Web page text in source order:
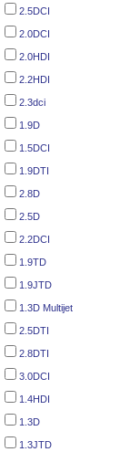
2.5DCI
2.0DCI
2.0HDI
2.2HDI
2.3dci
1.9D
1.5DCI
1.9DTI
2.8D
2.5D
2.2DCI
1.9TD
1.9JTD
1.3D Multijet
2.5DTI
2.8DTI
3.0DCI
1.4HDI
1.3D
1.3JTD